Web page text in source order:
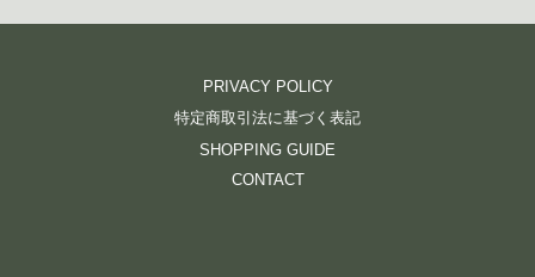
PRIVACY POLICY
特定商取引法に基づく表記
SHOPPING GUIDE
CONTACT